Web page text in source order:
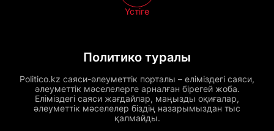
Политико туралы
Politico.kz саяси-әлеуметтік порталы – еліміздегі саяси,
әлеуметтік мәселелерге арналған бірегей жоба.
Еліміздегі саяси жағдайлар, маңызды оқиғалар,
әлеуметтік мәселелер біздің назарымыздан тыс
қалмайды.
Үстіге